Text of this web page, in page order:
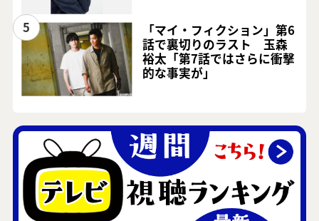
5
「マイ・フィクション」第6
話で裏切りのラスト 玉森
裕太「第7話ではさらに衝撃
的な事実が」